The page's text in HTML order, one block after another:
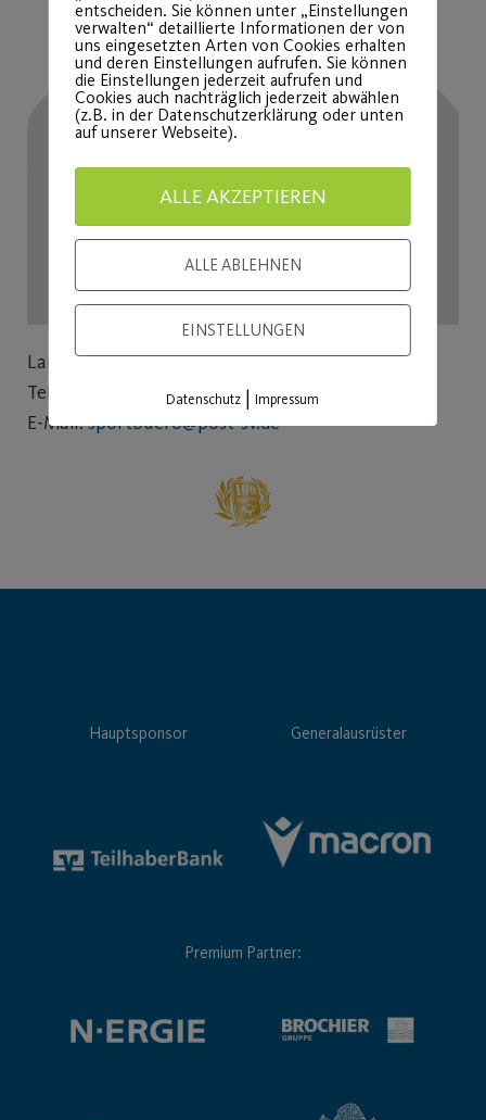
Laura Urlaub
Tel: 0911 954595 67
E-Mail:sportbuero@post-sv.de
Hauptsponsor Generalausrüster
Premium Partner:
entscheiden. Sie können unter „Einstellungen
verwalten“ detaillierte Informationen der von
uns eingesetzten Arten von Cookies erhalten
und deren Einstellungen aufrufen. Sie können
die Einstellungen jederzeit aufrufen und
Cookies auch nachträglich jederzeit abwählen
(z.B. in der Datenschutzerklärung oder unten
auf unserer Webseite).
ALLE AKZEPTIEREN
ALLE ABLEHNEN
EINSTELLUNGEN
Datenschutz |Impressum